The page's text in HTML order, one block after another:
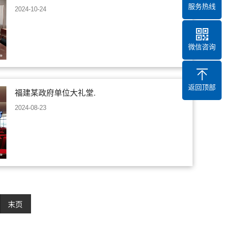
2024-10-24
福建某政府单位大礼堂.
2024-08-23
末页
服务热线
微信咨询
返回顶部